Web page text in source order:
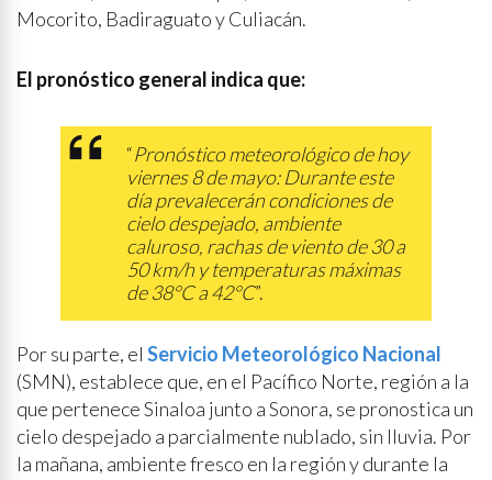
Mocorito, Badiraguato y Culiacán.
El pronóstico general indica que:
“Pronóstico meteorológico de hoy
viernes 8 de mayo: Durante este
día prevalecerán condiciones de
cielo despejado, ambiente
caluroso, rachas de viento de 30 a
50 km/h y temperaturas máximas
de 38°C a 42°C”.
Por su parte, el Servicio Meteorológico Nacional
(SMN), establece que, en el Pacífico Norte, región a la
que pertenece Sinaloa junto a Sonora, se pronostica un
cielo despejado a parcialmente nublado, sin lluvia. Por
la mañana, ambiente fresco en la región y durante la